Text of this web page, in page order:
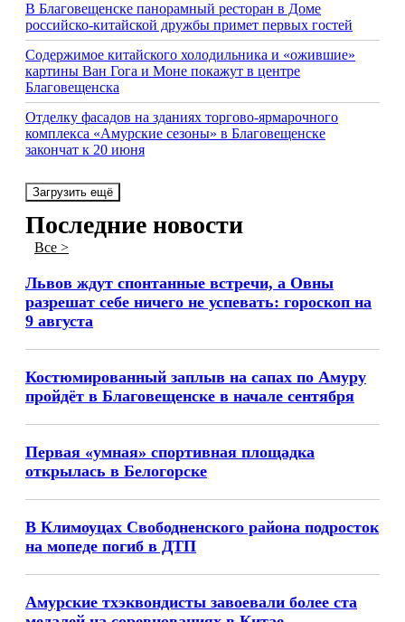
В Благовещенске панорамный ресторан в Доме
российско-китайской дружбы примет первых гостей
Содержимое китайского холодильника и «ожившие»
картины Ван Гога и Моне покажут в центре
Благовещенска
Отделку фасадов на зданиях торгово-ярмарочного
комплекса «Амурские сезоны» в Благовещенске
закончат к 20 июня
Загрузить ещё
Последние новости
Все >
Львов ждут спонтанные встречи, а Овны
разрешат себе ничего не успевать: гороскоп на
9 августа
Костюмированный заплыв на сапах по Амуру
пройдёт в Благовещенске в начале сентября
Первая «умная» спортивная площадка
открылась в Белогорске
В Климоуцах Свободненского района подросток
на мопеде погиб в ДТП
Амурские тхэквондисты завоевали более ста